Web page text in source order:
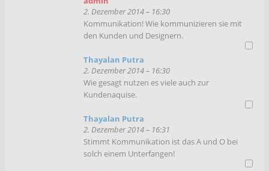
2. Dezember 2014 – 16:30
Kommunikation! Wie kommunizieren sie mit
den Kunden und Designern.
Thayalan Putra
2. Dezember 2014 – 16:30
Wie gesagt nutzen es viele auch zur
Kundenaquise.
Thayalan Putra
2. Dezember 2014 – 16:31
Stimmt Kommunikation ist das A und O bei
solch einem Unterfangen!